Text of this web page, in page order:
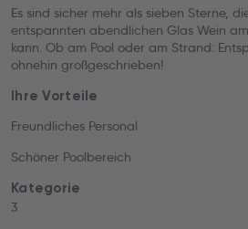
Es sind sicher mehr als sieben Sterne,
entspannten abendlichen Glas Wein
kann. Ob am Pool oder am Strand:
ohnehin großgeschrieben!
Ihre Vorteile
Freundliches Personal
Schöner Poolbereich
Kategorie
3